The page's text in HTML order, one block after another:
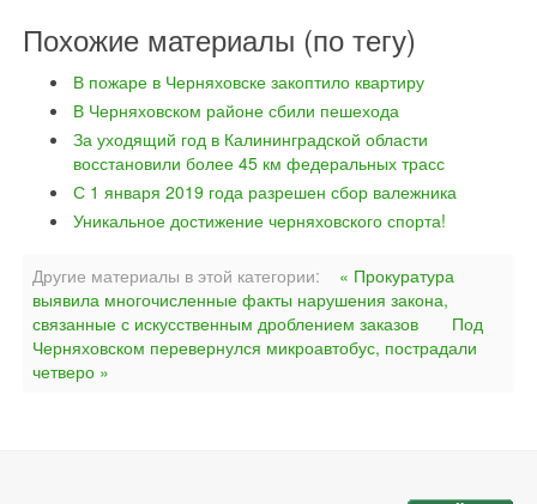
Похожие материалы (по тегу)
В пожаре в Черняховске закоптило квартиру
В Черняховском районе сбили пешехода
За уходящий год в Калининградской области
восстановили более 45 км федеральных трасс
С 1 января 2019 года разрешен сбор валежника
Уникальное достижение черняховского спорта!
Другие материалы в этой категории:
« Прокуратура
выявила многочисленные факты нарушения закона,
связанные с искусственным дроблением заказов
Под
Черняховском перевернулся микроавтобус, пострадали
четверо »